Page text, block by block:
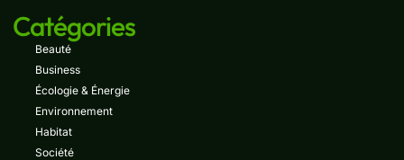
Catégories
Beauté
Business
Écologie & Énergie
Environnement
Habitat
Société